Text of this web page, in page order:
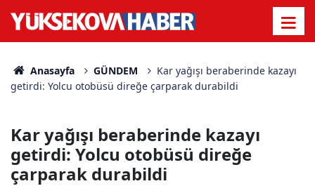
Anasayfa GÜNDEM
Kar yağışı beraberinde kazayı
getirdi: Yolcu otobüsü direğe çarparak durabildi
Kar yağışı beraberinde kazayı
getirdi: Yolcu otobüsü direğe
çarparak durabildi